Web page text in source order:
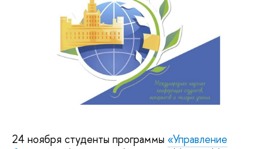
24 ноября студенты программы «Управление